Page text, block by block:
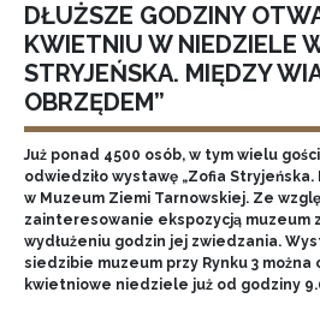
DŁUŻSZE GODZINY
KWIETNIU W NIEDZIELE
STRYJEŃSKA. MIĘDZY
OBRZĘDEM”
Już ponad 4500 osób, w tym wielu
odwiedziło wystawę „Zofia Stryjeńska.
w Muzeum Ziemi Tarnowskiej. Ze
zainteresowanie ekspozycją muzeum
wydłużeniu godzin jej zwiedzania.
siedzibie muzeum przy Rynku 3 można
kwietniowe niedziele już od godziny